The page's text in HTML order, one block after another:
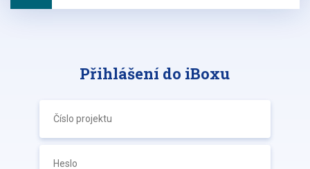
Přihlášení do iBoxu